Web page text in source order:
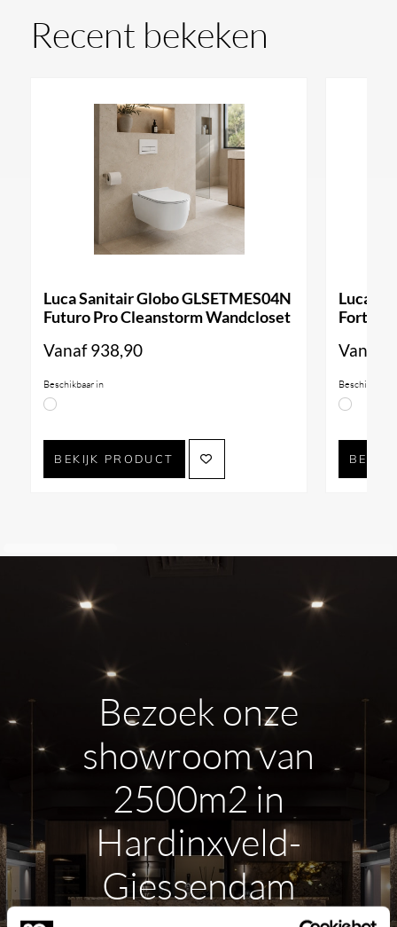
Recent bekeken
Luca Sanitair Globo GLSETMES04N
Futuro Pro Cleanstorm Wandcloset
Vanaf938,90
Beschikbaar in
BEKIJK PRODUCT
Luca
Forty3
Vanaf
Beschikbaar
Bezoek onze
showroom van
2500m2 in
Hardinxveld-
Giessendam